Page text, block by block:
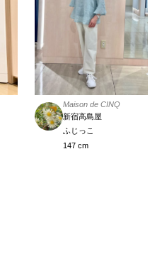
Maison de CINQ
新宿高島屋
ふじっこ
147 cm